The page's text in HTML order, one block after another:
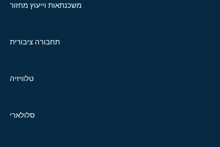
משכנתאות וייעוץ מחזור
תחבורה ציבורית
טלוויזיה
סלולארי